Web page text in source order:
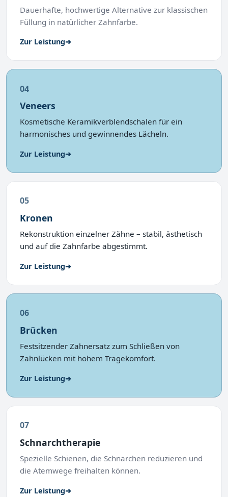
Dauerhafte, hochwertige Alternative zur klassischen
Füllung in natürlicher Zahnfarbe.
Zur Leistung➜
04
Veneers
Kosmetische Keramikverblendschalen für ein
harmonisches und gewinnendes Lächeln.
Zur Leistung➜
05
Kronen
Rekonstruktion einzelner Zähne – stabil, ästhetisch
und auf die Zahnfarbe abgestimmt.
Zur Leistung➜
06
Brücken
Festsitzender Zahnersatz zum Schließen von
Zahnlücken mit hohem Tragekomfort.
Zur Leistung➜
07
Schnarchtherapie
Spezielle Schienen, die Schnarchen reduzieren und
die Atemwege freihalten können.
Zur Leistung➜